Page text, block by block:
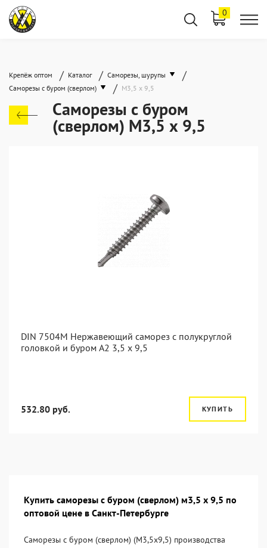
0
Крепёж оптом / Каталог / Саморезы, шурупы /
Саморезы с буром (сверлом) / М3,5 х 9,5
Саморезы с буром
(сверлом) М3,5 х 9,5
DIN 7504M Нержавеющий саморез с полукруглой
головкой и буром А2 3,5 x 9,5
532.80 руб. КУПИТЬ
Купить саморезы с буром (сверлом) м3,5 х 9,5 по
оптовой цене в Санкт-Петербурге
Саморезы с буром (сверлом) (М3,5х9,5) производства